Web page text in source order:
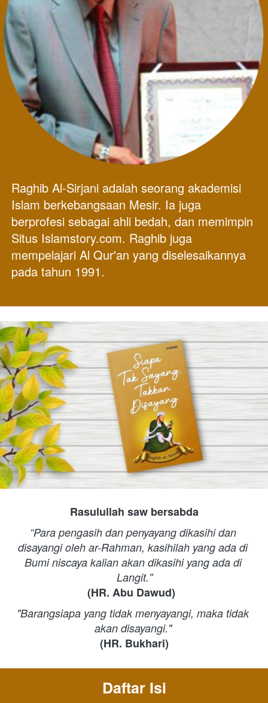
Raghib Al-Sirjani adalah seorang akademisi
Islam berkebangsaan Mesir. Ia juga
berprofesi sebagai ahli bedah, dan memimpin
Situs Islamstory.com. Raghib juga
mempelajari Al Qur'an yang diselesaikannya
pada tahun 1991.
Rasulullah saw bersabda
“Para pengasih dan penyayang dikasihi dan
disayangi oleh ar-Rahman, kasihilah yang ada di
Bumi niscaya kalian akan dikasihi yang ada di
Langit.''
(HR. Abu Dawud)
"Barangsiapa yang tidak menyayangi, maka tidak
akan disayangi."
(HR. Bukhari)
Daftar Isi